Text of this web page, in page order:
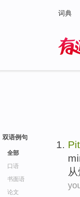
词典
双语例句
全部
口语
书面语
论文
从